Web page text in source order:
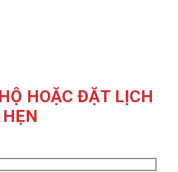
HOẶC ĐẶT LỊCH
HẸN